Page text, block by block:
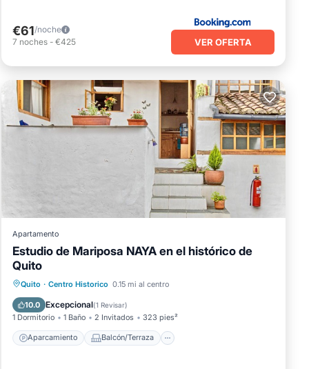
€61/noche
7 noches - €425 VER OFERTA
Apartamento
Estudio de Mariposa NAYA en el histórico de
Quito
Quito · Centro Historico 0.15 mi al centro
10.0 Excepcional(1 Revisar)
1 Dormitorio 1 Baño 2 Invitados 323 pies²
Aparcamiento Balcón/Terraza
Aparcamiento
Balcón/Terraza
Cocina
Internet